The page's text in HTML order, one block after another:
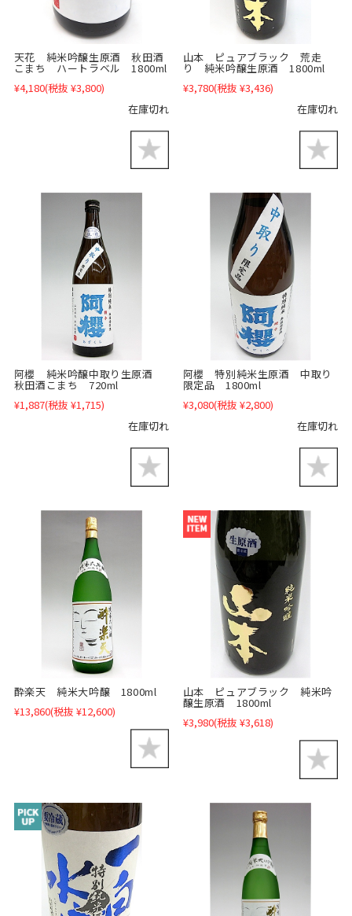
天花 純米吟醸生原酒 秋田酒
こまち ハートラベル 1800ml
¥4,180(税抜 ¥3,800)
在庫切れ
山本 ピュアブラック 荒走
り 純米吟醸生原酒 1800ml
¥3,780(税抜 ¥3,436)
在庫切れ
阿櫻 純米吟醸中取り生原酒
秋田酒こまち 720ml
¥1,887(税抜 ¥1,715)
在庫切れ
阿櫻 特別純米生原酒 中取り
限定品 1800ml
¥3,080(税抜 ¥2,800)
在庫切れ
酔楽天 純米大吟醸 1800ml
¥13,860(税抜 ¥12,600)
山本 ピュアブラック 純米吟
醸生原酒 1800ml
¥3,980(税抜 ¥3,618)